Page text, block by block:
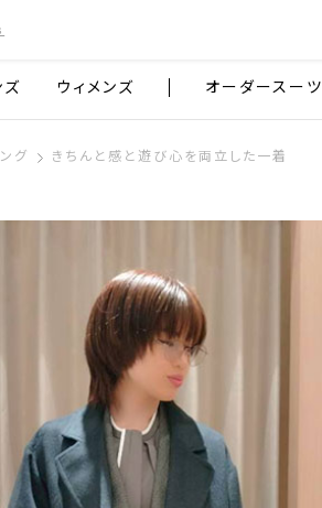
のスーツブランド ONLY
ズ ウィメンズ オーダースーツ
グ きちんと感と遊び心を両立した一着